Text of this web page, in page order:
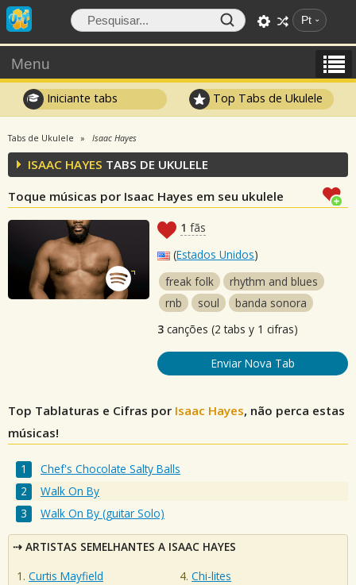
Pt
Menu
Iniciante tabs Top Tabs de Ukulele
Tabs de Ukulele Isaac Hayes
ISAAC HAYES TABS DE UKULELE
Toque músicas por Isaac Hayes em seu ukulele
1 fãs
(Estados Unidos)
freak folk
rhythm and blues
rnb
soul
banda sonora
3 canções (2 tabs y 1 cifras)
Enviar Nova Tab
Top Tablaturas e Cifras por Isaac Hayes, não perca estas
músicas!
Chef's Chocolate Salty Balls
Walk On By
Walk On By (guitar Solo)
ARTISTAS SEMELHANTES A ISAAC HAYES
Curtis Mayfield
Chi-lites